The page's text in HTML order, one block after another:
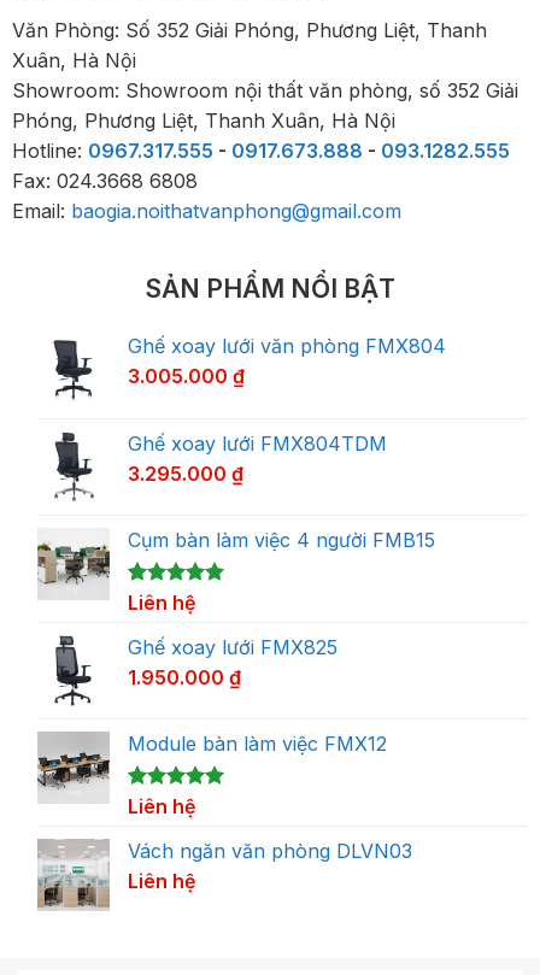
Văn Phòng: Số 352 Giải Phóng, Phương Liệt, Thanh
Xuân, Hà Nội
Showroom: Showroom nội thất văn phòng, số 352 Giải
Phóng, Phương Liệt, Thanh Xuân, Hà Nội
Hotline: 0967.317.555 - 0917.673.888 - 093.1282.555
Fax: 024.3668 6808
Email: baogia.noithatvanphong@gmail.com
SẢN PHẨM NỔI BẬT
Ghế xoay lưới văn phòng FMX804
3.005.000 ₫
Ghế xoay lưới FMX804TDM
3.295.000 ₫
Cụm bàn làm việc 4 người FMB15
5.00trên 5
dựa trên
1
đánh giá
Liên hệ
Ghế xoay lưới FMX825
1.950.000 ₫
Module bàn làm việc FMX12
5.00trên 5
dựa trên
1
đánh giá
Liên hệ
Vách ngăn văn phòng DLVN03
Liên hệ